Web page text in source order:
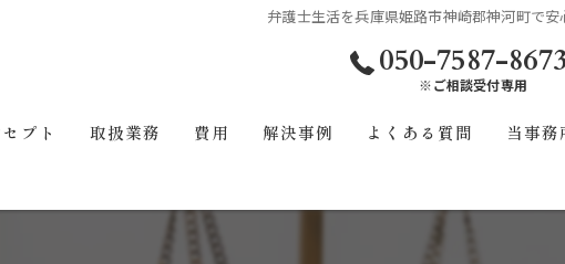
弁護士生活を兵庫県姫路市神崎郡神河町で
050-7587-
※ご相談受付専用
プト 取扱業務 費用 解決事例 よくある質問 当事務
刑事事